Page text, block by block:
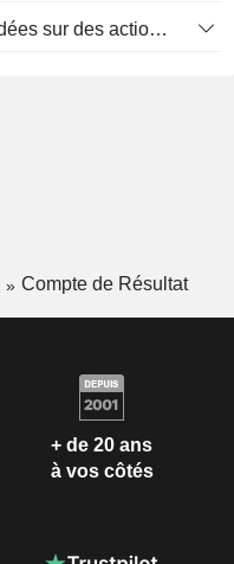
Total des rémunérations fondées sur des actions
Compte de Résultat
+ de 20 ans
à vos côtés